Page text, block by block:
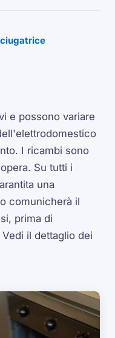
e possono variare
I ricambi sono
Su tutti i
una
comunicherà il
prima di
Vedi il dettaglio dei